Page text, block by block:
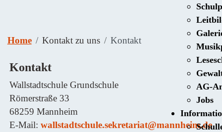
AG-
Jobs
Home Kontakt zu uns Kontakt
Kontakt
Wallstadtschule Grundschule
Römerstraße 33
68259 Mannheim
E-Mail:wallstadtschule.sekretariat@mannheim.de